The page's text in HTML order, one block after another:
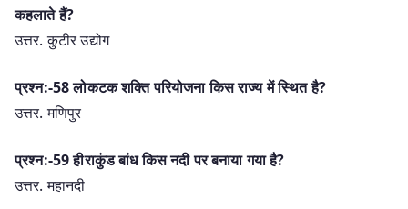
कहलाते हैं?
उत्तर. कुटीर उद्योग
प्रश्न:-58 लोकटक शक्ति परियोजना किस राज्य में स्थित है?
उत्तर. मणिपुर
प्रश्न:-59 हीराकुंड बांध किस नदी पर बनाया गया है?
उत्तर. महानदी